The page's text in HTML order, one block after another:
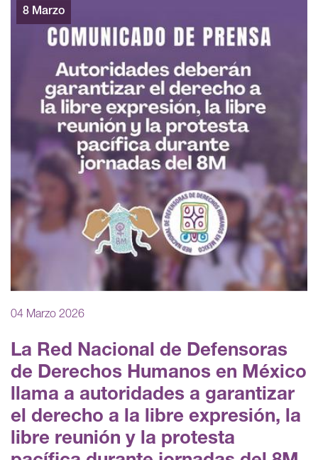
04 Marzo 2026
La Red Nacional de Defensoras
de Derechos Humanos en México
llama a autoridades a garantizar
el derecho a la libre expresión, la
libre reunión y la protesta
8 Marzo